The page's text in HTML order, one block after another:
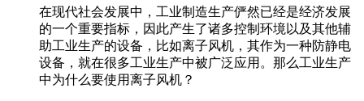
在现代社会发展中，工业制造生产俨然已经是经济发展
的一个重要指标，因此产生了诸多控制环境以及其他辅
助工业生产的设备，比如离子风机，其作为一种防静电
设备，就在很多工业生产中被广泛应用。那么工业生产
中为什么要使用离子风机？